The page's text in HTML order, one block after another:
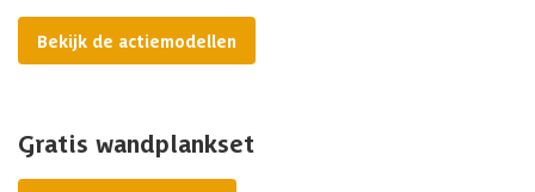
Bekijk de actiemodellen
Gratis wandplankset